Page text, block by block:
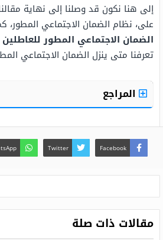
إلى هنا نكون قد وصلنا إلى نهاية
على، نظام الضمان الاجتماعي المطور،
الضمان الاجتماعي المطور للعاطلين عن
تعرفنا متى ينزل الضمان الاجتماعي المطور
المراجع
Facebook
Twitter
مقالات ذات صلة